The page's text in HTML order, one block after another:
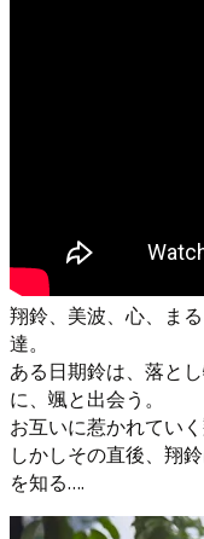
翔鈴、美波、心、ま
達。
ある日期鈴は、落と
に、颯と出会う。
お互いに惹かれていく
しかしその直後、翔
を知る….